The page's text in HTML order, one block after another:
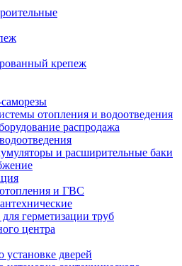
крепеж
отопления и водоотведения
распродажа
и расширительные баки
и ГВС
герметизации труб
центра
установке дверей